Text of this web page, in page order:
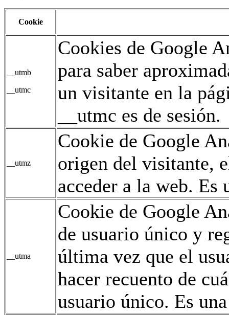
Cookie
__utmb
__utmc
Cookies de Google
para saber
un visitante en la
__utmc es de sesión.
__utmz
Cookie de Google
origen del visitante,
acceder a la web. Es
__utma
Cookie de Google
de usuario único y
última vez que el
hacer recuento de
usuario único. Es